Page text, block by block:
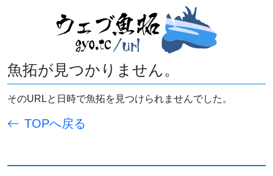
魚拓が見つかりません。
そのURLと日時で魚拓を見つけられませんでした。
TOPへ戻る